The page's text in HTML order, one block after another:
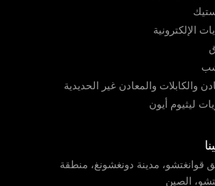
الإلكترونية
والكابلات والمعادن غير الحديدية
ليثيوم أيون
طريق قوانغتشو، مدينة دونغشونغ، منطقة
الصين